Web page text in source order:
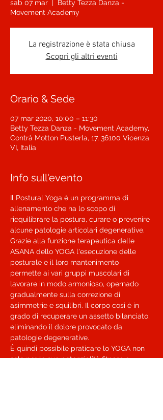
sab 07 mar
  |
Betty Tezza Danza -
Movement Academy
La registrazione è stata chiusa
Scopri gli altri eventi
Orario & Sede
07 mar 2020, 10:00 – 11:30
Betty Tezza Danza - Movement Academy,
Contrà Motton Pusterla, 17, 36100 Vicenza
VI, Italia
Info sull'evento
Il Postural Yoga è un programma di
allenamento che ha lo scopo di
riequilibrare la postura, curare o prevenire
alcune patologie articolari degenerative.
Grazie alla funzione terapeutica delle
ASANA dello YOGA l'esecuzione delle
posturale e il loro mantenimento
permette ai vari gruppi muscolari di
lavorare in modo armonioso, opernado
gradualmente sulla correzione di
asimmetrie e squilibri. Il corpo cosi è in
grado di recuperare un assetto bilanciato,
eliminando il dolore provocato da
patologie degenerative.
È quindi possibile praticare lo YOGA non
solo per le sue potenzialità fitness e